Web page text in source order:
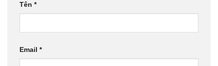
Tên *
Email *